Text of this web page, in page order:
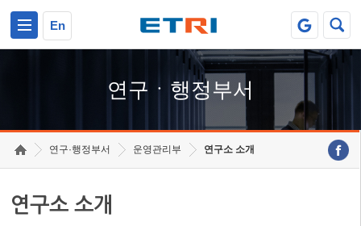
En
연구ㆍ행정부서
연구·행정부서 운영관리부 연구소 소개
연구소 소개